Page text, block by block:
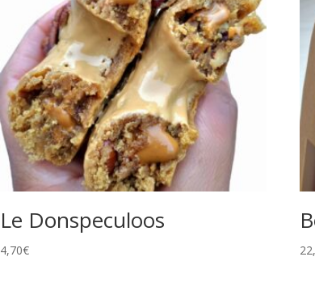
Le Donspeculoos
4,70€